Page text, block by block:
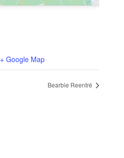
+ Google Map
Bearbie Reentré